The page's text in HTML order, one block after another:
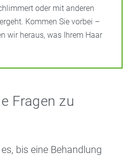
oder mit anderen
Kommen Sie vorbei –
wir heraus, was Ihrem Haar
Fragen zu
bis eine Behandlung